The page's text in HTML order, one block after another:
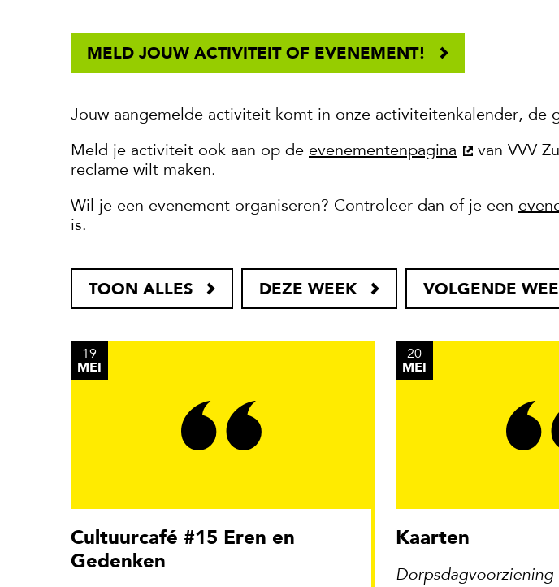
MELD JOUW ACTIVITEIT OF EVENEMENT!
Jouw aangemelde activiteit komt in onze activiteitenkalender, de
Meld je activiteit ook aan op de evenementenpagina
van VVV
reclame wilt maken.
Wil je een evenement organiseren? Controleer dan of je een
is.
TOON ALLES DEZE WEEK VOLGENDE
19
MEI
Cultuurcafé #15 Eren en
Gedenken
20
MEI
Kaarten
Dorpsdagvoorziening